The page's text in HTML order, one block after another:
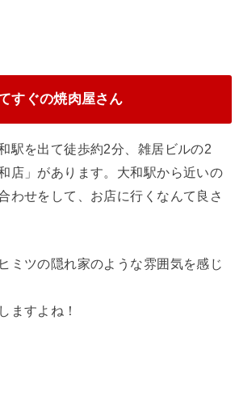
すぐの焼肉屋さん
駅を出て徒歩約2分、雑居ビルの2
店」があります。大和駅から近いの
わせをして、お店に行くなんて良さ
ミツの隠れ家のような雰囲気を感じ
ますよね！